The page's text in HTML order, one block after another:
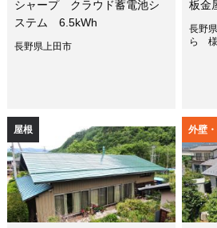
シャープ クラウド蓄電池シ
ステム 6.5kWh
長野県上田市
板金
長野
ら 様
屋根 外壁